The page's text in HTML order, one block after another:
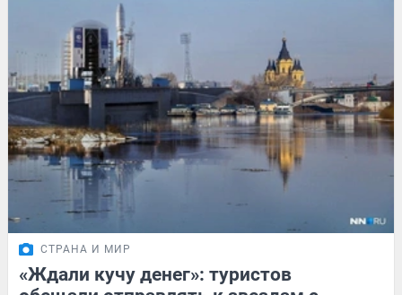
СТРАНА И МИР
«Ждали кучу денег»: туристов